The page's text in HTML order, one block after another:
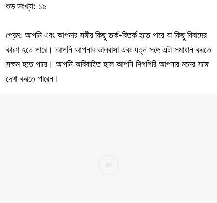
শুভ সংখ্যা: ১৯
প্রেম: আপনি এবং আপনার সঙ্গীর কিছু তর্ক-বিতর্ক হতে পারে যা কিছু বিবাদের
কারণ হতে পারে। আপনি আপনার ভালবাসা এবং যত্ন সঙ্গে এটা সমাধান করতে
সক্ষম হতে পারে। আপনি অবিবাহিত হলে আপনি শিগগিরি আপনার মনের সঙ্গে
দেখা করতে পারেন।